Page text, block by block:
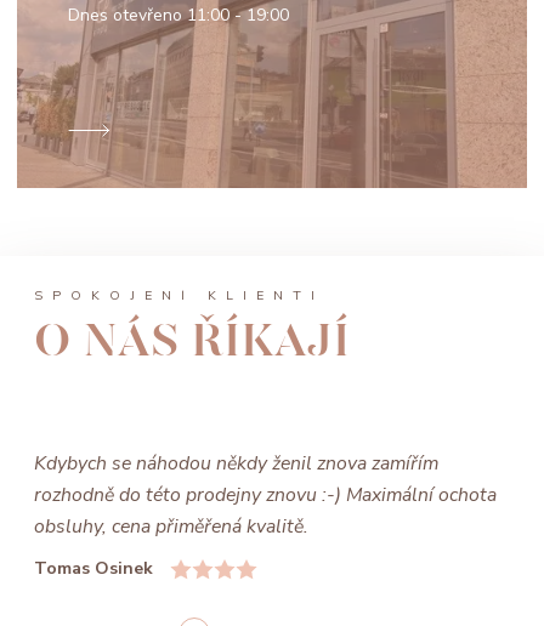
Dnes otevřeno11:00 - 19:00
SPOKOJENÍ KLIENTI
O NÁS ŘÍKAJÍ
Kdybych se náhodou někdy ženil znova zamířím
rozhodně do této prodejny znovu :-) Maximální ochota
obsluhy, cena přiměřená kvalitě.
Tomas Osinek